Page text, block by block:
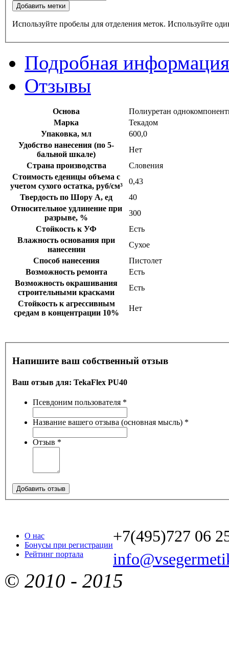
Добавить метки
Используйте пробелы для отделения меток. Используйте
Подробная информация
Отзывы
Основа
Полиуретан
Марка
Текадом
Упаковка, мл
600,0
Удобство нанесения (по 5-
бальной шкале)
Нет
Страна производства
Словения
Стоимость еденицы объема с
учетом сухого остатка, руб/см³
0,43
Твердость по Шору А, ед
40
Относительное удлинение при
разрыве, %
300
Стойкость к УФ
Есть
Влажность основания при
нанесении
Сухое
Способ нанесения
Пистолет
Возможность ремонта
Есть
Возможность окрашивания
строительными красками
Есть
Стойкость к агрессивным
средам в концентрации 10%
Нет
Напишите ваш собственный отзыв
Ваш отзыв для: TekaFlex PU40
Псевдоним пользователя *
Название вашего отзыва (основная мысль) *
Отзыв *
Добавить отзыв
О нас
Бонусы при регистрации
Рейтинг портала
+7(495)727 06
© 2010 - 2015